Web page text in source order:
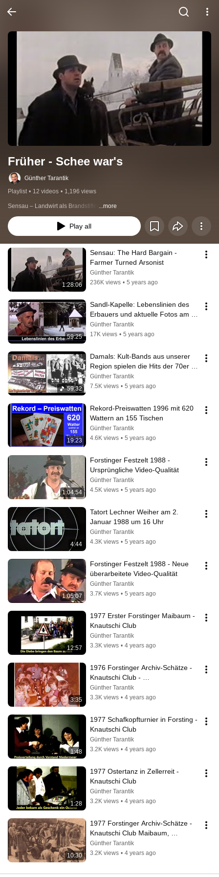
Früher - Schee war's
Günther Tarantik
Playlist • 12 videos • 1,196 views
Sensau – Landwirt als Brandstifter ...more
Play all
1:28:06
Sensau: The Hard Bargain -
Farmer Turned Arsonist
Günther Tarantik
236K views • 5 years ago
59:25
Sandl-Kapelle: Lebenslinien des
Erbauers und aktuelle Fotos am
Ende
Günther Tarantik
17K views • 5 years ago
59:32
Damals: Kult-Bands aus unserer
Region spielen die Hits der 70er
Jahre
Günther Tarantik
7.5K views • 5 years ago
19:23
Rekord-Preiswatten 1996 mit 620
Wattern an 155 Tischen
Günther Tarantik
4.6K views • 5 years ago
1:04:54
Forstinger Festzelt 1988 -
Ursprüngliche Video-Qualität
Günther Tarantik
4.5K views • 5 years ago
4:44
Tatort Lechner Weiher am 2.
Januar 1988 um 16 Uhr
Günther Tarantik
4.3K views • 5 years ago
1:05:07
Forstinger Festzelt 1988 - Neue
überarbeitete Video-Qualität
Günther Tarantik
3.7K views • 5 years ago
12:57
1977 Erster Forstinger Maibaum -
Knautschi Club
Günther Tarantik
3.3K views • 4 years ago
3:35
1976 Forstinger Archiv-Schätze -
Knautschi Club -
Vereinsgründung/Bilder Gartenfest
usw.
Günther Tarantik
3.3K views • 4 years ago
1:48
1977 Schafkopfturnier in Forsting -
Knautschi Club
Günther Tarantik
3.2K views • 4 years ago
1:28
1977 Ostertanz in Zellerreit -
Knautschi Club
Günther Tarantik
3.2K views • 4 years ago
10:30
1977 Forstinger Archiv-Schätze -
Knautschi Club Maibaum,
Almhütte, Tänze usw.
Günther Tarantik
3.2K views • 4 years ago